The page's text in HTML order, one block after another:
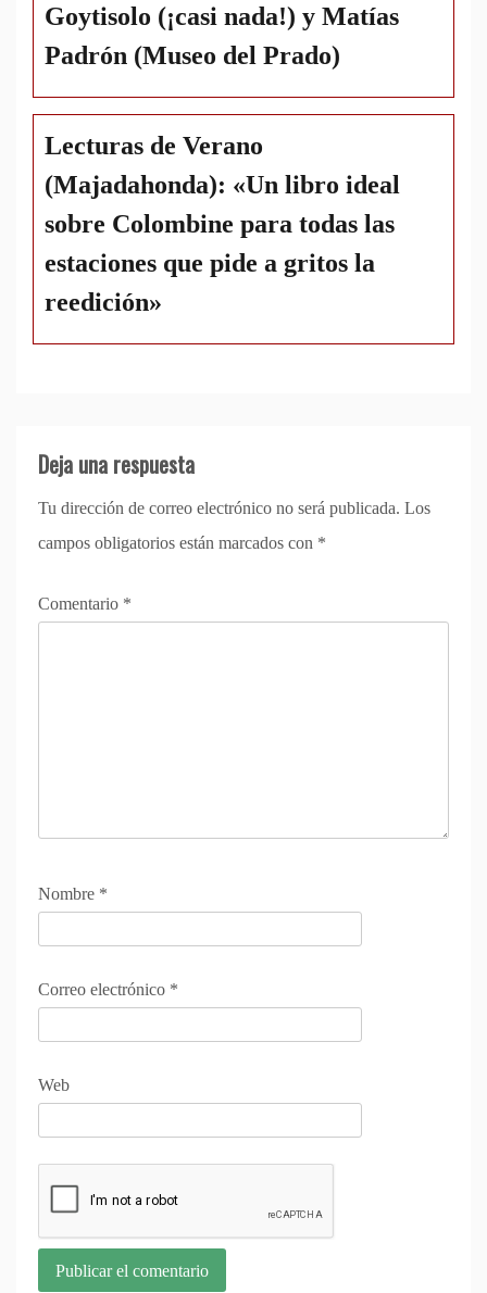
Goytisolo (¡casi nada!) y Matías
Padrón (Museo del Prado)
Lecturas de Verano
(Majadahonda): «Un libro ideal
sobre Colombine para todas las
estaciones que pide a gritos la
reedición»
Deja una respuesta
Tu dirección de correo electrónico no será publicada. Los
campos obligatorios están marcados con *
Comentario *
Nombre *
Correo electrónico *
Web